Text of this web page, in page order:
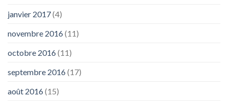
janvier 2017(4)
novembre 2016(11)
octobre 2016(11)
septembre 2016(17)
août 2016(15)